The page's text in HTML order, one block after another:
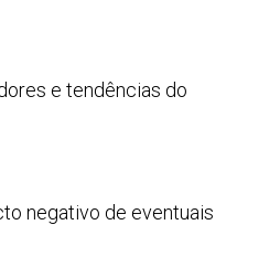
e tendências do
negativo de eventuais